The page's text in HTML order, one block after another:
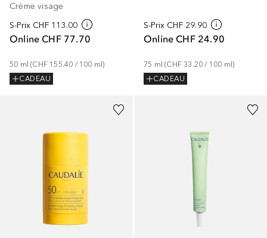
Crème visage
S-Prix CHF 113.00
Online CHF 77.70
50 ml (CHF 155.40 / 100 ml)
CADEAU
S-Prix CHF 29.90
Online CHF 24.90
75 ml (CHF 33.20 / 100 ml)
CADEAU